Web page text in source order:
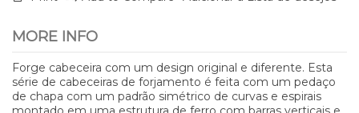
MORE INFO
Forge cabeceira com um design original e diferente. Esta
série de cabeceiras de forjamento é feita com um pedaço
de chapa com um padrão simétrico de curvas e espirais